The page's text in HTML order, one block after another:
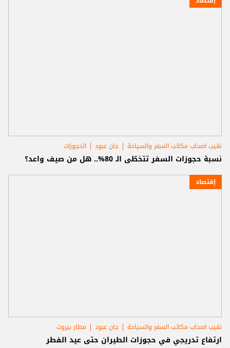
نقيب اصحاب مكاتب السفر والسياحة جان عبود الحجوزات
نسبة حجوزات السفر تتخطّى الـ 80%.. هل من صيف واعد؟
إقتصاد
نقيب اصحاب مكاتب السفر والسياحة جان عبود مطار بيروت
ارتفاع تدريجي في حجوزات الطيران حتى عيد الفطر